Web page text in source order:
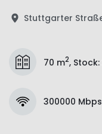
Stuttgarter
70 m2, Stock:
300000 Mbps